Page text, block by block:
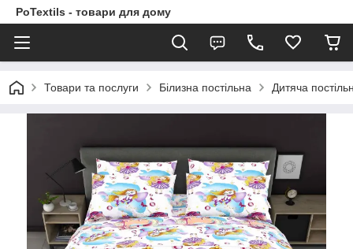
PoTextils - товари для дому
Товари та послуги Білизна постільна Дитяча